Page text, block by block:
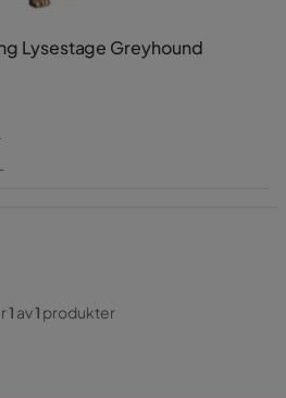
Lysestage Greyhound
1 av1 produkter